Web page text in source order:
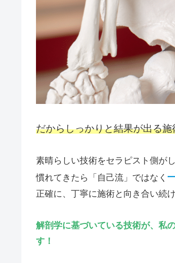
だからしっかりと結果が出る
素晴らしい技術をセラピスト側が
慣れてきたら「自己流」ではなく
正確に、丁寧に施術と向き合い続
解剖学に基づいている技術が、私
す！